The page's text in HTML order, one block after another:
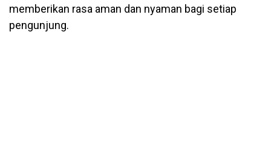
memberikan rasa aman dan nyaman bagi setiap
pengunjung.